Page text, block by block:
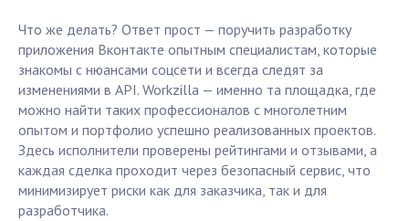
Что же делать? Ответ прост — поручить разработку
приложения Вконтакте опытным специалистам, которые
знакомы с нюансами соцсети и всегда следят за
изменениями в API. Workzilla — именно та площадка, где
можно найти таких профессионалов с многолетним
опытом и портфолио успешно реализованных проектов.
Здесь исполнители проверены рейтингами и отзывами, а
каждая сделка проходит через безопасный сервис, что
минимизирует риски как для заказчика, так и для
разработчика.